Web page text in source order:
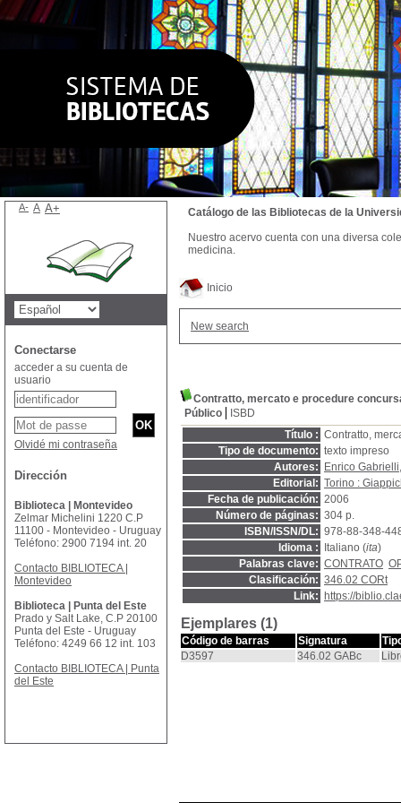
Inicio
New search
Contratto, mercato e procedure
Público
ISBD
Título : Contratto,
Tipo de documento: texto impreso
Autores:
Enrico Gabrielli
Editorial: Torino :
Fecha de publicación: 2006
Número de páginas: 304 p.
ISBN/ISSN/DL: 978-88-348-
Idioma :
Italiano (ita)
Palabras clave: CONTRATO
Clasificación: 346.02 CORt
Link:
https://
Ejemplares (1)
Código de barras Signatura
D3597
346.02 GABc
Catálogo de las Bibliotecas de la
Nuestro acervo cuenta con una diversa
medicina.
A- A A+
Conectarse
acceder a su cuenta de
usuario
Olvidé mi contraseña
Dirección
Biblioteca | Montevideo
Zelmar Michelini 1220 C.P
11100 - Montevideo - Uruguay
Teléfono: 2900 7194 int. 20
Contacto BIBLIOTECA |
Montevideo
Biblioteca | Punta del Este
Prado y Salt Lake, C.P 20100
Punta del Este - Uruguay
Teléfono: 4249 66 12 int. 103
Contacto BIBLIOTECA | Punta
del Este